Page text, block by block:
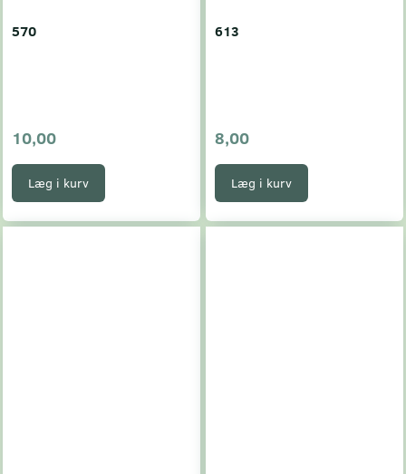
570
10,00
Læg i kurv
613
8,00
Læg i kurv